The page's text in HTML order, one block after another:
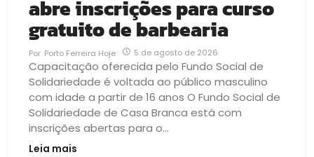
abre inscrições para curso
gratuito de barbearia
Por Porto Ferreira Hoje 5 de agosto de 2026
Capacitação oferecida pelo Fundo Social de
Solidariedade é voltada ao público masculino
com idade a partir de 16 anos O Fundo Social de
Solidariedade de Casa Branca está com
inscrições abertas para o...
Leia mais